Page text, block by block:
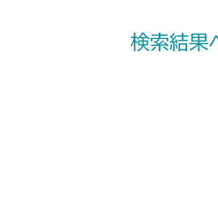
検索結果